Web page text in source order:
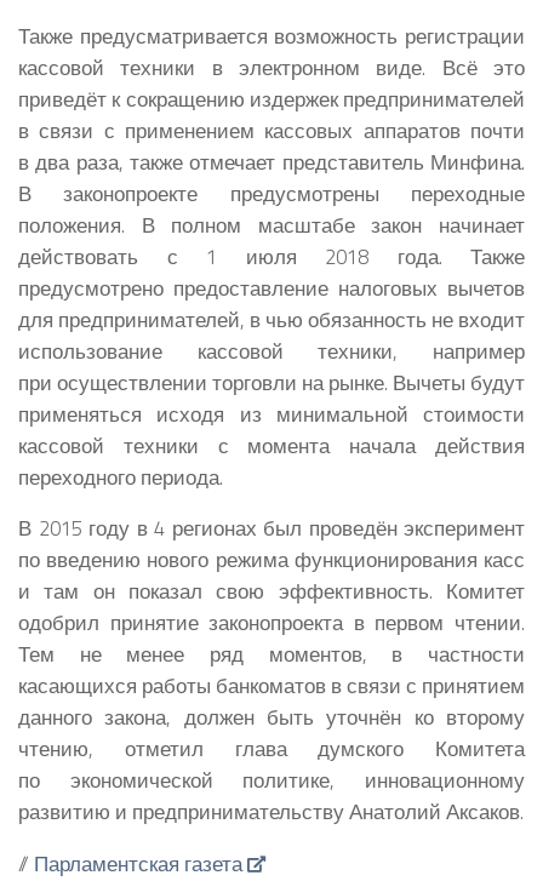
Также предусматривается возможность регистрации
кассовой техники в электронном виде. Всё это
приведёт к сокращению издержек предпринимателей
в связи с применением кассовых аппаратов почти
в два раза, также отмечает представитель Минфина.
В законопроекте предусмотрены переходные
положения. В полном масштабе закон начинает
действовать с 1 июля 2018 года. Также
предусмотрено предоставление налоговых вычетов
для предпринимателей, в чью обязанность не входит
использование кассовой техники, например
при осуществлении торговли на рынке. Вычеты будут
применяться исходя из минимальной стоимости
кассовой техники с момента начала действия
переходного периода.
В 2015 году в 4 регионах был проведён эксперимент
по введению нового режима функционирования касс
и там он показал свою эффективность. Комитет
одобрил принятие законопроекта в первом чтении.
Тем не менее ряд моментов, в частности
касающихся работы банкоматов в связи с принятием
данного закона, должен быть уточнён ко второму
чтению, отметил глава думского Комитета
по экономической политике, инновационному
развитию и предпринимательству Анатолий Аксаков.
// Парламентская газета